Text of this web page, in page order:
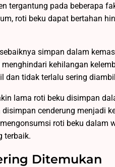
tergantung pada beberapa
roti beku dapat bertahan
simpan dalam
kehilangan
dan tidak terlalu sering
lama roti beku disimpan
cenderung menjadi
roti beku
terbaik.
Ditemukan